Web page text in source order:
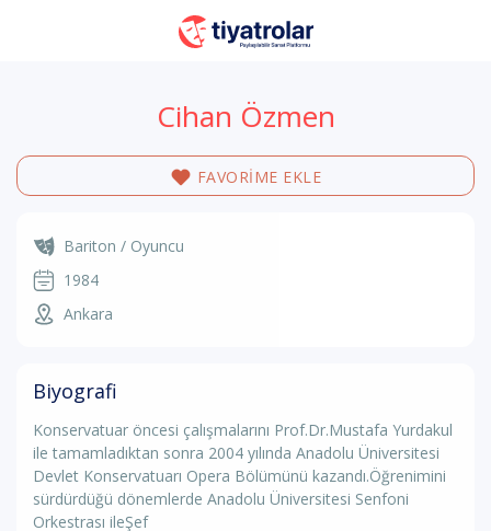
Cihan Özmen
FAVORİME EKLE
Bariton / Oyuncu
1984
Ankara
Biyografi
Konservatuar öncesi çalışmalarını Prof.Dr.Mustafa Yurdakul
ile tamamladıktan sonra 2004 yılında Anadolu Üniversitesi
Devlet Konservatuarı Opera Bölümünü kazandı.Öğrenimini
sürdürdüğü dönemlerde Anadolu Üniversitesi Senfoni
Orkestrası ileŞef